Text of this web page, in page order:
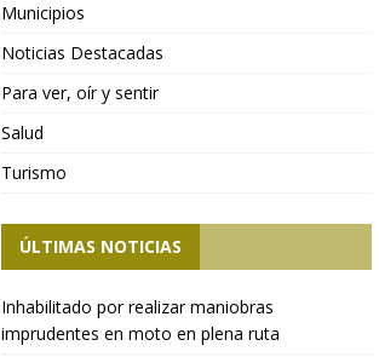
Municipios
Noticias Destacadas
Para ver, oír y sentir
Salud
Turismo
ÚLTIMAS NOTICIAS
Inhabilitado por realizar maniobras
imprudentes en moto en plena ruta